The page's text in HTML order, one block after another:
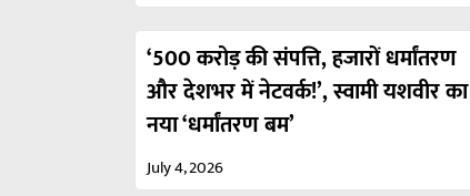
‘500 करोड़ की संपत्ति, हजारों धर्मांतरण
और देशभर में नेटवर्क!’, स्वामी यशवीर का
नया ‘धर्मांतरण बम’
July 4, 2026